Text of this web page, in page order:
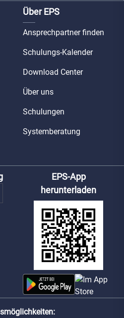
Über EPS
Ansprechpartner finden
Schulungs-Kalender
Download Center
Über uns
Schulungen
Systemberatung
EPS-App
herunterladen